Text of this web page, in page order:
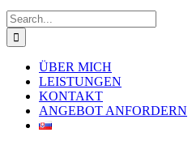
Search
for:
ÜBER MICH
LEISTUNGEN
KONTAKT
ANGEBOT ANFORDERN